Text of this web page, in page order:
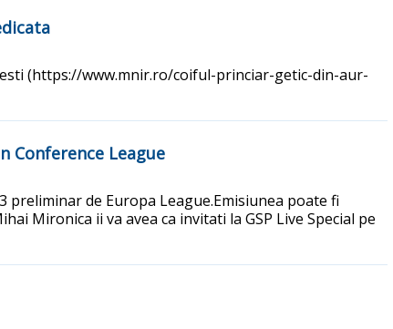
(https://www.mnir.ro/coiful-princiar-getic-din-aur-
Conference League
preliminar de Europa League.Emisiunea poate fi
Mironica ii va avea ca invitati la GSP Live Special pe